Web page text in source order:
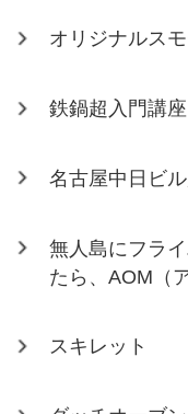
オリジナルス
鉄鍋超入門講
名古屋中日ビ
無人島にフラ
たら、AOM（
スキレット